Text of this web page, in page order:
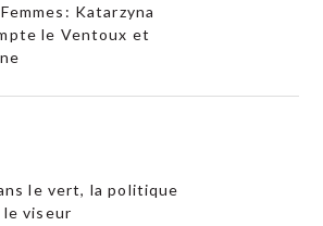
Katarzyna
le Ventoux et
le vert, la politique
le viseur